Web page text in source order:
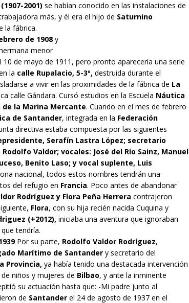
2001) se habían conocido en las instalaciones de
más, y él era el hijo de Saturnino
la fábrica.
de 1908 y
menor
de mayo de 1911, pero pronto aparecería una serie
la calle Rupalacio, 5-3º, destruida durante el
a vivir en las proximidades de la fábrica de La
calle Gándara. Cursó estudios en la Escuela Náutica
de la Marina Mercante. Cuando en el mes de febrero
de Santander, integrada en la Federación
directiva estaba compuesta por las siguientes
Serafín Lastra López; secretario
Valdor; vocales: José del Río Sainz, Manuel
Benito Laso; y vocal suplente, Luis
nacional, todos estos nombres tendrán una
del refugio en Francia. Poco antes de abandonar
Rodríguez y Flora Peña Herrera contrajeron
Flora, con su hija recién nacida Cuquina y
(+2012), iniciaba una aventura que ignoraban
tendría.
Por su parte, Rodolfo Valdor Rodríguez,
Marítimo de Santander y secretario del
Provincia, ya había tenido una destacada intervención
niños y mujeres de Bilbao, y ante la inminente
su actuación hasta que: -Mi padre junto al
de Santander el 24 de agosto de 1937 en el